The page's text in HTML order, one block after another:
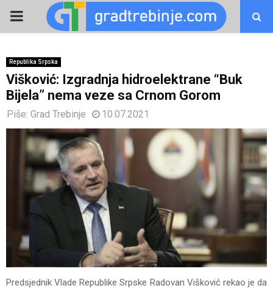
PRIMARY
Republika Srpska
Višković: Izgradnja hidroelektrane “Buk
Bijela” nema veze sa Crnom Gorom
Piše: Grad Trebinje 10.07.2021
Predsjednik Vlade Republike Srpske Radovan Višković rekao je da